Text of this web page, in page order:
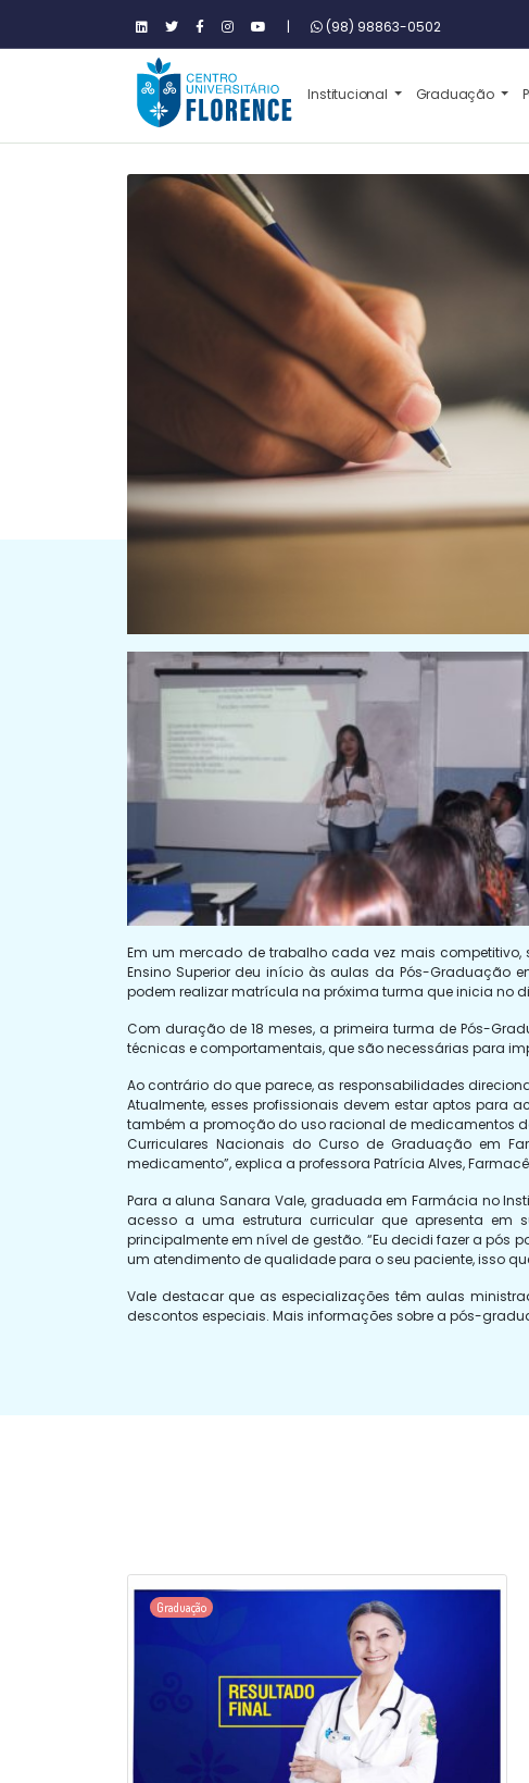
| (98) 98863-0502
Institucional Graduação
Em um mercado de trabalho cada vez mais competitivo,
Ensino Superior deu início às aulas da Pós-Graduação
podem realizar matrícula na próxima turma que inicia no
Com duração de 18 meses, a primeira turma de Pós-
técnicas e comportamentais, que são necessárias para
Ao contrário do que parece, as responsabilidades
Atualmente, esses profissionais devem estar aptos
também a promoção do uso racional de medicamentos
Curriculares Nacionais do Curso de Graduação em
medicamento”, explica a professora Patrícia Alves,
Para a aluna Sanara Vale, graduada em Farmácia no
acesso a uma estrutura curricular que apresenta em
principalmente em nível de gestão. “Eu decidi fazer a
um atendimento de qualidade para o seu paciente, isso
Vale destacar que as especializações têm aulas
descontos especiais. Mais informações sobre a pós-
Graduação